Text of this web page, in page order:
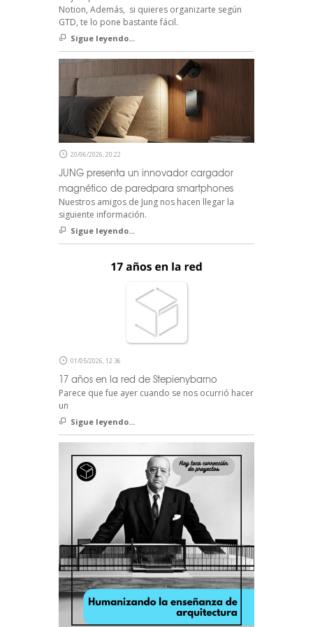
Notion, Además, si quieres organizarte según
GTD, te lo pone bastante fácil.
Sigue leyendo...
20/06/2026, 20:22
JUNG presenta un innovador cargador
magnético de paredpara smartphones
Nuestros amigos de Jung nos hacen llegar la
siguiente información.
Sigue leyendo...
01/05/2026, 12:36
17 años en la red de Stepienybarno
Parece que fue ayer cuando se nos ocurrió hacer
un
Sigue leyendo...